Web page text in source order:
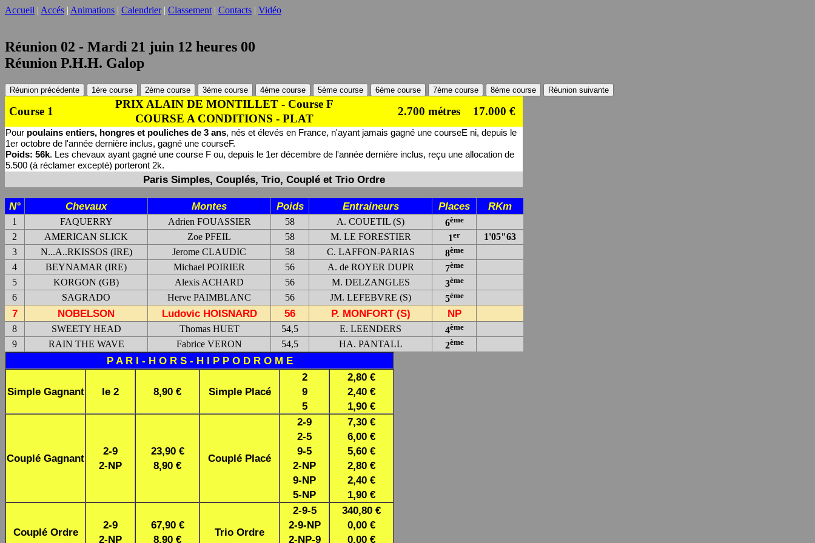
Accueil | Accés | Animations | Calendrier | Classement | Contacts | Vidéo
Réunion 02 - Mardi 21 juin 12 heures 00
Réunion P.H.H. Galop
Réunion précédente 1ère course 2ème course 3ème course 4ème course 5ème course 6ème course 7ème course 8ème course Réunion suivante
Course 1
PRIX ALAIN DE MONTILLET - Course F
COURSE A CONDITIONS - PLAT
2.700 métres 17.000 €
Pour poulains entiers, hongres et pouliches de 3 ans, nés et élevés en France, n'ayant jamais gagné une courseE ni, depuis le
1er octobre de l'année dernière inclus, gagné une courseF.
Poids: 56k. Les chevaux ayant gagné une course F ou, depuis le 1er décembre de l'année dernière inclus, reçu une allocation de
5.500 (à réclamer excepté) porteront 2k.
Paris Simples, Couplés, Trio, Couplé et Trio Ordre
N° Chevaux Montes Poids Entraineurs Places RKm
1 FAQUERRY Adrien FOUASSIER 58 A. COUETIL (S) 6ème
2 AMERICAN SLICK Zoe PFEIL 58 M. LE FORESTIER 1er
1'05"63
3
N...A..RKISSOS (IRE) Jerome CLAUDIC 58 C. LAFFON-PARIAS 8ème
4 BEYNAMAR (IRE) Michael POIRIER 56 A. de ROYER DUPR 7ème
5 KORGON (GB) Alexis ACHARD 56 M. DELZANGLES 3ème
6 SAGRADO Herve PAIMBLANC 56 JM. LEFEBVRE (S) 5ème
7 NOBELSON Ludovic HOISNARD 56 P. MONFORT (S) NP
8 SWEETY HEAD Thomas HUET 54,5 E. LEENDERS 4ème
9 RAIN THE WAVE Fabrice VERON 54,5 HA. PANTALL 2ème
P A R I - H O R S - H I P P O D R O M E
Simple Gagnant le 2 8,90 € Simple Placé
2
9
5
2,80 €
2,40 €
1,90 €
Couplé Gagnant
2-9
2-NP
23,90 €
8,90 €
Couplé Placé
2-9
2-5
9-5
2-NP
9-NP
5-NP
7,30 €
6,00 €
5,60 €
2,80 €
2,40 €
1,90 €
Couplé Ordre
2-9
2-NP
67,90 €
8,90 €
Trio Ordre
2-9-5
2-9-NP
2-NP-9
340,80 €
0,00 €
0,00 €